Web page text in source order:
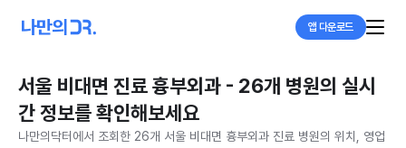
앱 다운로드
서울 비대면 진료 흉부외과 - 26개 병원의 실시
간 정보를 확인해보세요
나만의닥터에서 조회한 26개 서울 비대면 흉부외과 진료 병원의 위치, 영업